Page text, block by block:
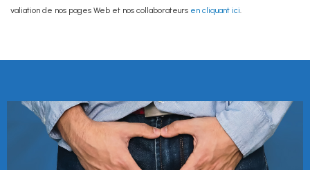
valiation de nos pages Web et nos collaborateurs en cliquant ici.